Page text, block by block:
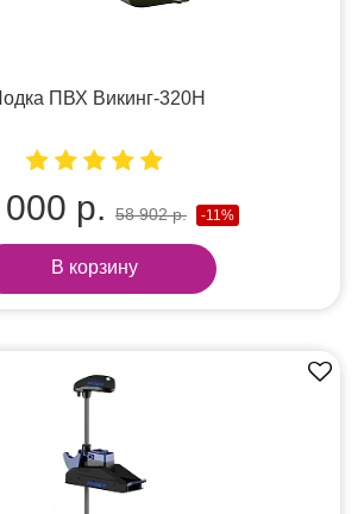
ПВХ Викинг-320Н
р. 58 902 р. -11%
В корзину